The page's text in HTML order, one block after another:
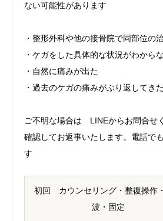
ない可能性があります
・整形外科や他の接骨院で同部位の
・ケガをした具体的な状況がわから
・自然に痛みが出た
・過去のケガの痛みがぶり返してきた
ご不明な場合は LINEからお問合せ
確認してお返事いたします。電話で
す
初回 カウンセリング・整復操作
波・固定